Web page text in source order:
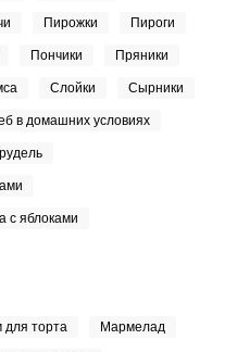
Пирожки Пироги
Пончики Пряники
Слойки Сырники
в домашних условиях
с яблоками
для торта Мармелад